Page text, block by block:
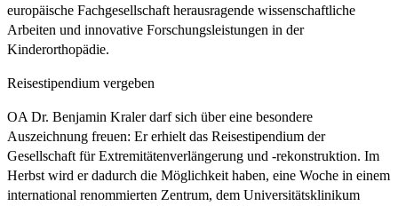
europäische Fachgesellschaft herausragende wissenschaftliche
Arbeiten und innovative Forschungsleistungen in der
Kinderorthopädie.
Reisestipendium vergeben
OA Dr. Benjamin Kraler darf sich über eine besondere
Auszeichnung freuen: Er erhielt das Reisestipendium der
Gesellschaft für Extremitätenverlängerung und -rekonstruktion. Im
Herbst wird er dadurch die Möglichkeit haben, eine Woche in einem
international renommierten Zentrum, dem Universitätsklinikum